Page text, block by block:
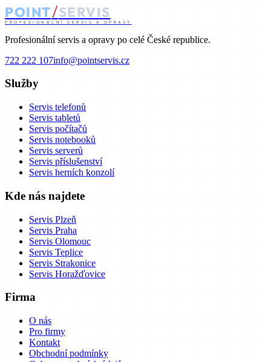
POINT/SERVIS
PROFESIONÁLNÍ SERVIS A OPRAVY
Profesionální servis a opravy po celé České republice.
722 222 107info@pointservis.cz
Služby
Servis telefonů
Servis tabletů
Servis počítačů
Servis notebooků
Servis serverů
Servis příslušenství
Servis herních konzolí
Kde nás najdete
Servis Plzeň
Servis Praha
Servis Olomouc
Servis Teplice
Servis Strakonice
Servis Horažďovice
Firma
O nás
Pro firmy
Kontakt
Obchodní podmínky